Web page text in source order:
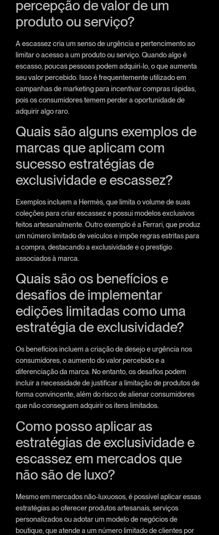
percepção de valor de um
produto ou serviço?
A escassez cria um senso de urgência e pertencimento ao
limitar o acesso a um produto ou serviço. Quando algo é
escasso, poucas pessoas podem adquiri-lo, o que aumenta
seu valor percebido. Isso é frequentemente utilizado em
campanhas de marketing para incentivar compras rápidas,
pois os consumidores temem perder a oportunidade de
adquirir algo raro.
Quais são alguns exemplos de
marcas que aplicam com
sucesso estratégias de
exclusividade e escassez?
Exemplos incluem a Hermès, que limita o volume de suas
coleções para criar escassez e possui modelos exclusivos
feitos artesanalmente. Outro exemplo é a Ferrari, que produz
um número limitado de veículos e impõe regras estritas para
a compra, destacando a exclusividade e o prestígio
associados à marca.
Quais são os benefícios e
desafios de implementar
edições limitadas como uma
estratégia de exclusividade?
Os benefícios incluem a criação de desejo e urgência nos
consumidores, o aumento do valor percebido e a
diferenciação da marca. No entanto, os desafios podem
incluir a necessidade de justificar a limitação de produtos de
forma convincente, além do risco de alienar consumidores
que não conseguem adquirir os itens limitados.
Como posso aplicar as
estratégias de exclusividade e
escassez em mercados que
não são de luxo?
Mesmo em mercados não-luxuosos, é possível aplicar essas
estratégias ao oferecer produtos artesanais, serviços
personalizados ou adotar um modelo de negócios de
boutique, que atende a um número limitado de clientes por